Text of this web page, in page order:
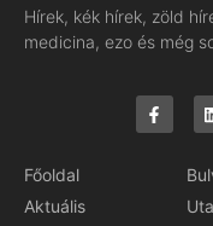
Hírek, kék hírek, zöld
medicina, ezo és még
Főoldal
Aktuális